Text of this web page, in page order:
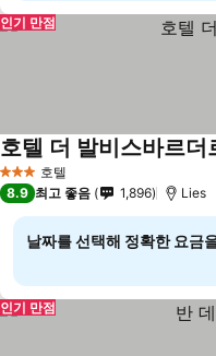
인기 만점
3 성급 호텔
호텔 더 발비스바르더
8.9 최고 좋음 1,896 Lies
날짜를 선택해 정확한 요금
인기 만점